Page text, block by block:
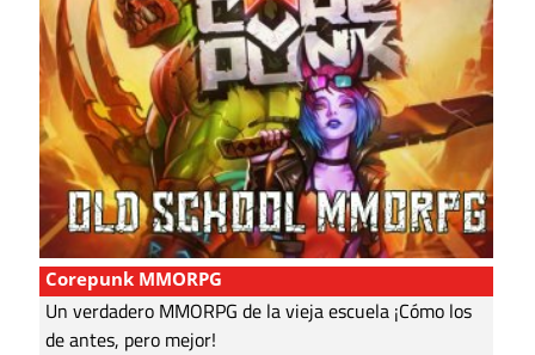
Corepunk MMORPG
Un verdadero MMORPG de la vieja escuela ¡Cómo los
de antes, pero mejor!